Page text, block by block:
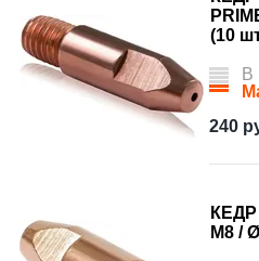
(10
В
240
КЕДР
М8 /